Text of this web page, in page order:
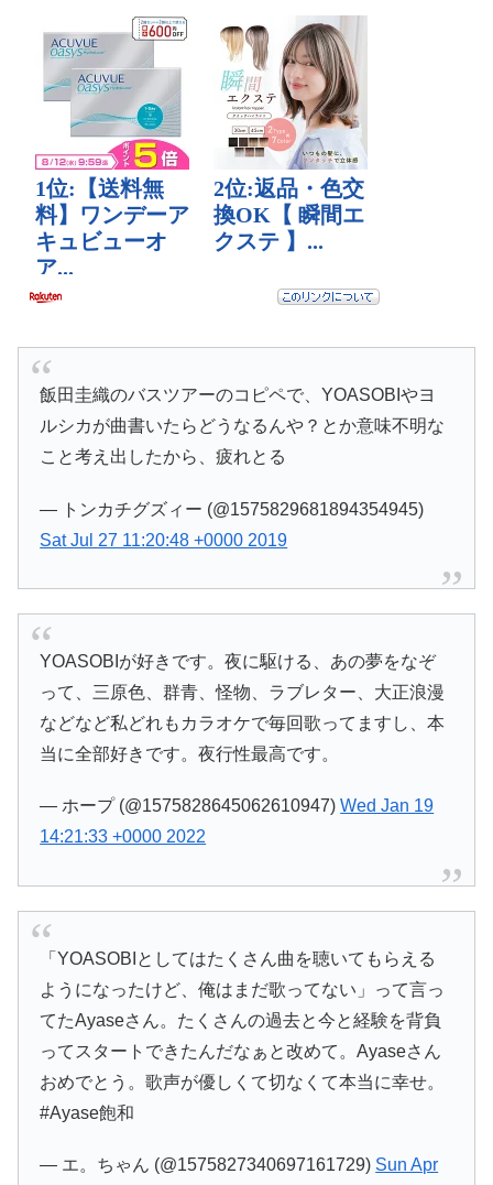
飯田圭織のバスツアーのコピペで、YOASOBIやヨ
ルシカが曲書いたらどうなるんや？とか意味不明な
こと考え出したから、疲れとる
— トンカチグズィー (@1575829681894354945)
Sat Jul 27 11:20:48 +0000 2019
YOASOBIが好きです。夜に駆ける、あの夢をなぞ
って、三原色、群青、怪物、ラブレター、大正浪漫
などなど私どれもカラオケで毎回歌ってますし、本
当に全部好きです。夜行性最高です。
— ホープ (@1575828645062610947)Wed Jan 19
14:21:33 +0000 2022
「YOASOBIとしてはたくさん曲を聴いてもらえる
ようになったけど、俺はまだ歌ってない」って言っ
てたAyaseさん。たくさんの過去と今と経験を背負
ってスタートできたんだなぁと改めて。Ayaseさん
おめでとう。歌声が優しくて切なくて本当に幸せ。
#Ayase飽和
— エ。ちゃん (@1575827340697161729) Sun Apr